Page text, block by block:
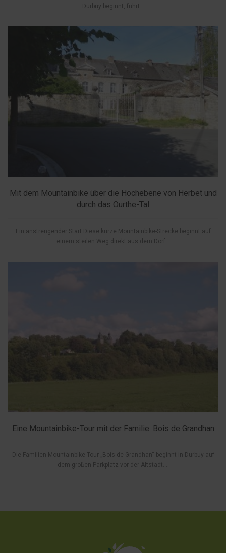
Durbuy beginnt, führt...
Mit dem Mountainbike über die Hochebene von Herbet und
durch das Ourthe-Tal
Ein anstrengender Start Diese kurze Mountainbike-Strecke beginnt auf
einem steilen Weg direkt aus dem Dorf...
Eine Mountainbike-Tour mit der Familie: Bois de Grandhan
Die Familien-Mountainbike-Tour „Bois de Grandhan“ beginnt in Durbuy auf
dem großen Parkplatz vor der Altstadt....